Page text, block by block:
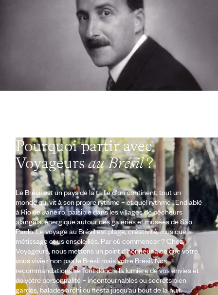
Pourquoi partir avec
Voyageursau Brésil?
Le Brésil est un pays de la taille d’un continent, tout un
monde qui vit à son propre rythme – et quel rythme ! Endiablé
à Rio de Janeiro, paisible dans les villages de pêcheurs
alanguis, énergique autour des galeries et musées de São
Paulo. Le voyage au Brésil est plage, créativité, musique,
métissage et us ensoleillés. Par où commencer ? Chez
Voyageurs, nous mettons un point d’honneur à ce que votre
vous viviez non pas le Brésil mais votre Brésil. Nos
recommandations se font donc à la lumière de vos envies et
de votre personnalité – incontournables ou secrets bien
gardés, balades archi ou fiesta jusqu’au bout de la nuit.